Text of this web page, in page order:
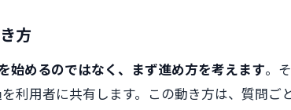
方
始めるのではなく、まず進め方を考えます。
利用者に共有します。この動き方は、質問ご